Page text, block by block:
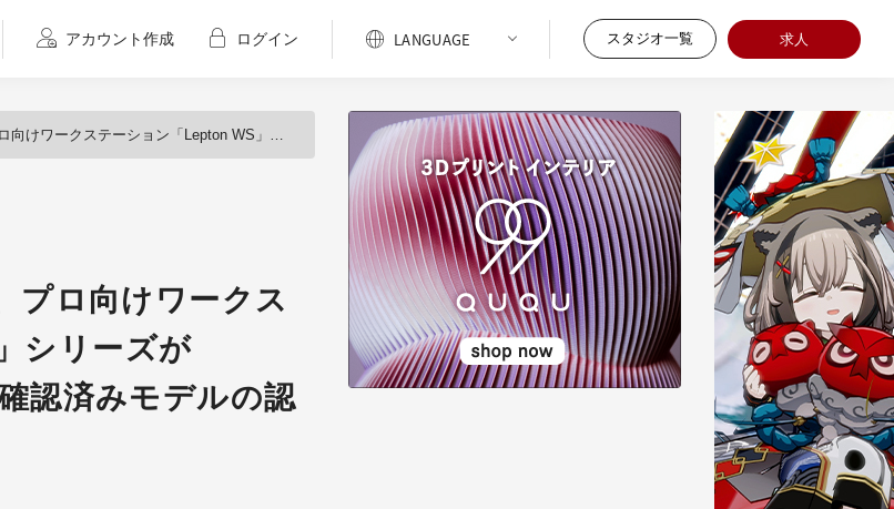
アカウント作成 ログイン スタジオ一覧 求人
WS」シリーズがLightWave 11の正式動作確認済みモデルの認定を取得（サイコム）
プロ向けワークス
シリーズが
認済みモデルの認